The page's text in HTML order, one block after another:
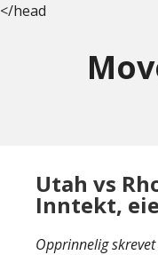
</head
Utah vs
Inntekt,
Opprinnelig